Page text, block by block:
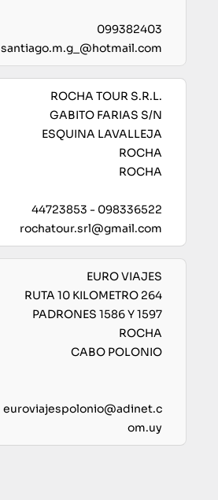
099382403
santiago.m.g_@hotmail.com
ROCHA TOUR S.R.L.
GABITO FARIAS S/N
ESQUINA LAVALLEJA
ROCHA
ROCHA
44723853 - 098336522
rochatour.srl@gmail.com
EURO VIAJES
RUTA 10 KILOMETRO 264
PADRONES 1586 Y 1597
ROCHA
CABO POLONIO
euroviajespolonio@adinet.c
om.uy